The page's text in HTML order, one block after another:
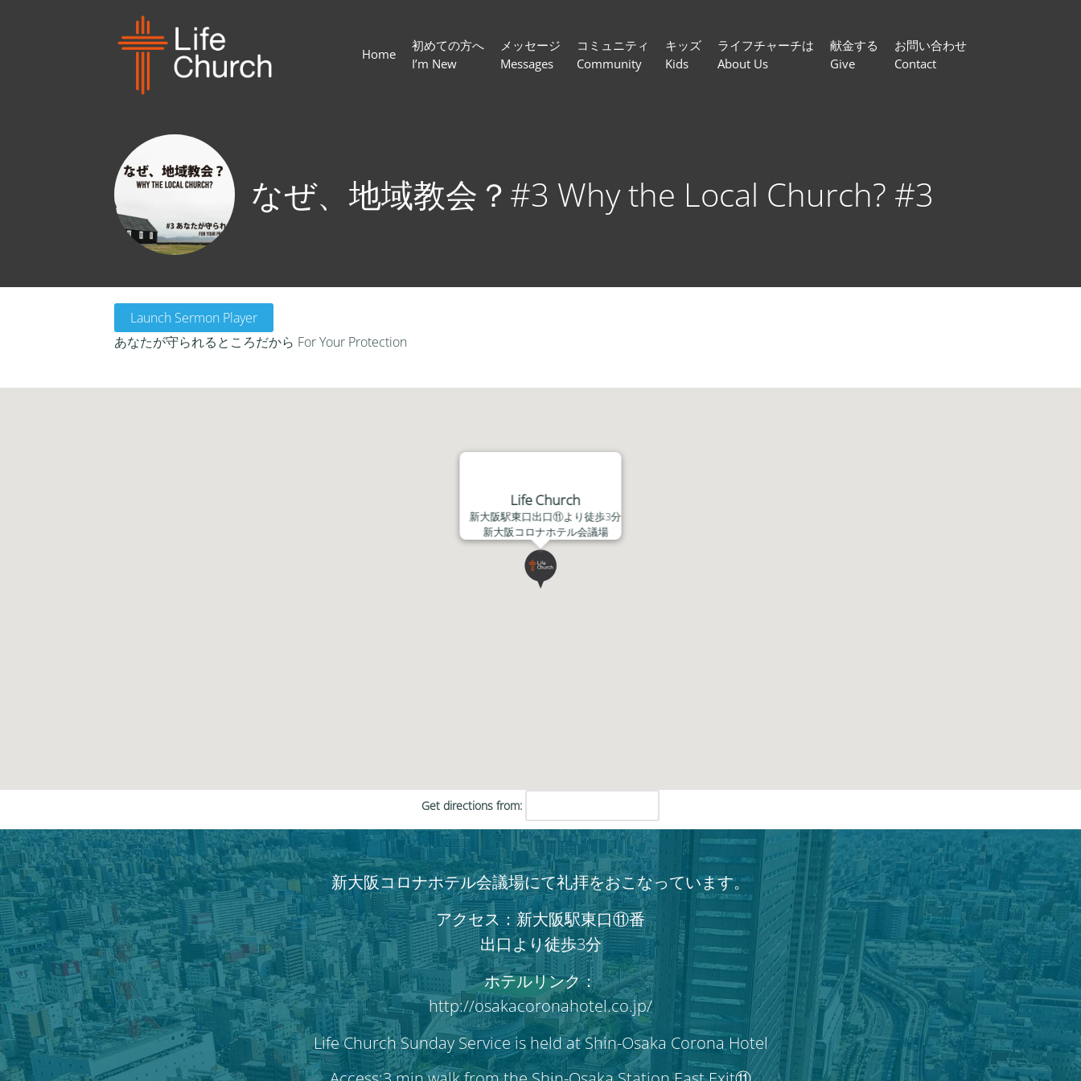
Home
初めての方へ
I’m New
メッセージ
Messages
コミュニティ
Community
キッズ
Kids
ライフチャーチは
About Us
献金する
Give
お問い合わせ
Contact
なぜ、地域教会？#3 Why the Local Church? #3
Launch Sermon Player
あなたが守られるところだから For Your Protection
Life Church
新大阪駅東口出口⑪より徒歩3分
新大阪コロナホテル会議場
Get directions from:
新大阪コロナホテル会議場にて礼拝をおこなっています。
アクセス：新大阪駅東口⑪番
出口より徒歩3分
ホテルリンク：
http://osakacoronahotel.co.jp/
Life Church Sunday Service is held at Shin-Osaka Corona Hotel